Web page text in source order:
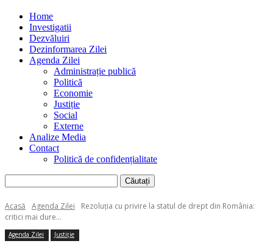
Home
Investigatii
Dezvăluiri
Dezinformarea Zilei
Agenda Zilei
Administrație publică
Politică
Economie
Justiție
Social
Externe
Analize Media
Contact
Politică de confidențialitate
Acasă Agenda Zilei
Rezoluția cu privire la statul de drept din România:
critici mai dure...
Agenda Zilei Justiție